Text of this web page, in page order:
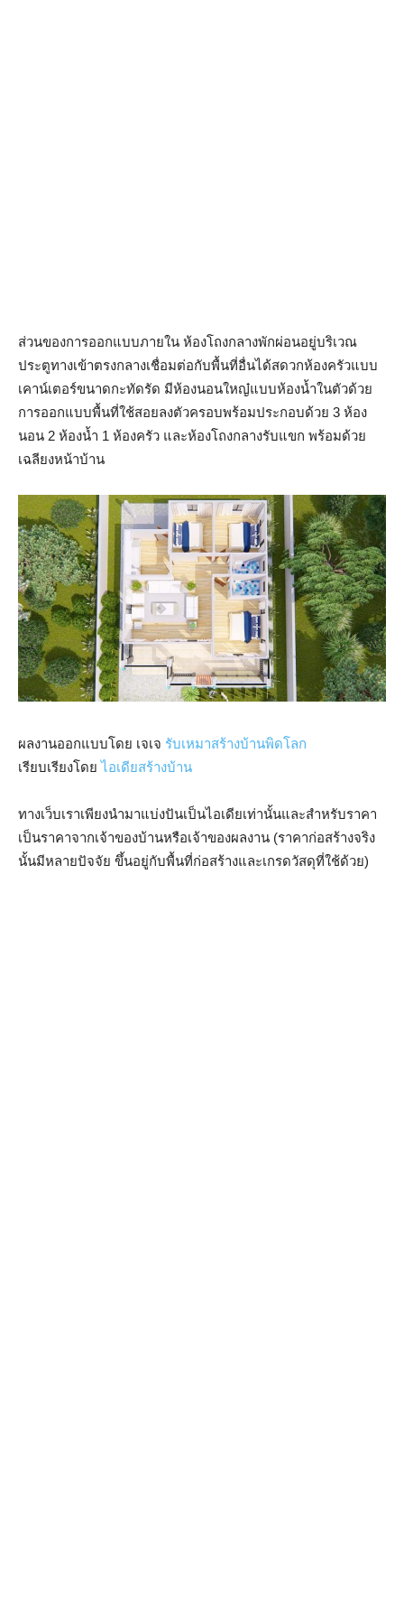
ส่วนของการออกแบบภายใน ห้องโถงกลางพักผ่อนอยู่บริเวณ
ประตูทางเข้าตรงกลางเชื่อมต่อกับพื้นที่อื่นได้สดวกห้องครัวแบบ
เคาน์เตอร์ขนาดกะทัดรัด มีห้องนอนใหญ๋แบบห้องน้ำในตัวด้วย
การออกแบบพื้นที่ใช้สอยลงตัวครอบพร้อมประกอบด้วย 3 ห้อง
นอน 2 ห้องน้ำ 1 ห้องครัว และห้องโถงกลางรับแขก พร้อมด้วย
เฉลียงหน้าบ้าน
ผลงานออกแบบโดย เจเจ รับเหมาสร้างบ้านพิดโลก
เรียบเรียงโดยไอเดียสร้างบ้าน
ทางเว็บเราเพียงนำมาแบ่งปันเป็นไอเดียเท่านั้นและสำหรับราคา
เป็นราคาจากเจ้าของบ้านหรือเจ้าของผลงาน (ราคาก่อสร้างจริง
นั้นมีหลายปัจจัย ขึ้นอยู่กับพื้นที่ก่อสร้างและเกรดวัสดุที่ใช้ด้วย)